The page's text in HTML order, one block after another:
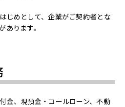
じめとして、企業がご契約者とな
あります。
金、現預金・コールローン、不動